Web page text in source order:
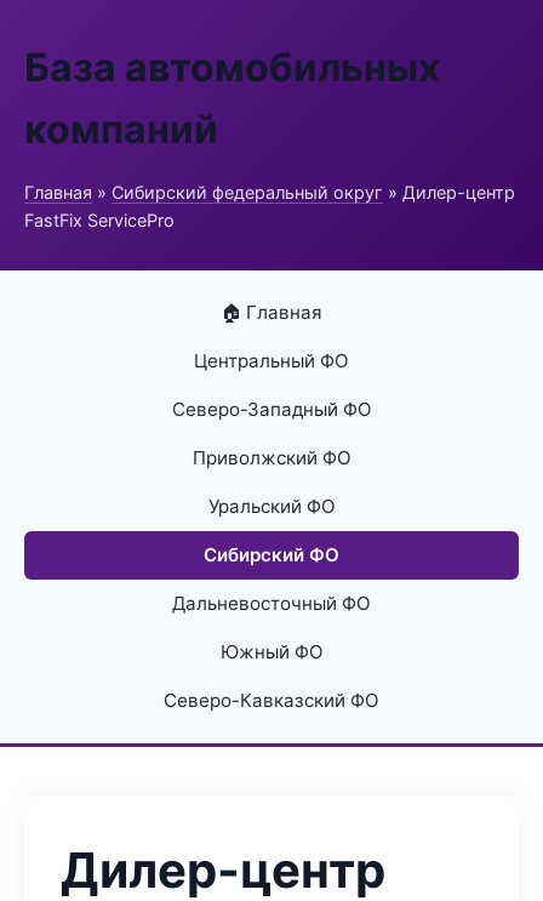
База автомобильных
компаний
Главная » Сибирский федеральный округ » Дилер-центр
FastFix ServicePro
🏠 Главная
Центральный ФО
Северо-Западный ФО
Приволжский ФО
Уральский ФО
Сибирский ФО
Дальневосточный ФО
Южный ФО
Северо-Кавказский ФО
Дилер-центр